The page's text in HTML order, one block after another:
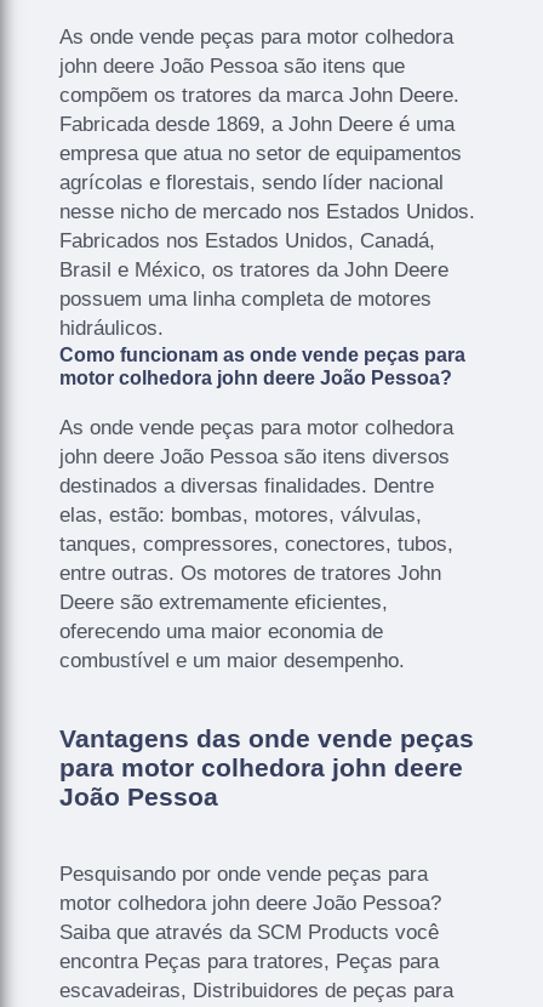
As onde vende peças para motor colhedora
john deere João Pessoa são itens que
compõem os tratores da marca John Deere.
Fabricada desde 1869, a John Deere é uma
empresa que atua no setor de equipamentos
agrícolas e florestais, sendo líder nacional
nesse nicho de mercado nos Estados Unidos.
Fabricados nos Estados Unidos, Canadá,
Brasil e México, os tratores da John Deere
possuem uma linha completa de motores
hidráulicos.
Como funcionam as onde vende peças para
motor colhedora john deere João Pessoa?
As onde vende peças para motor colhedora
john deere João Pessoa são itens diversos
destinados a diversas finalidades. Dentre
elas, estão: bombas, motores, válvulas,
tanques, compressores, conectores, tubos,
entre outras. Os motores de tratores John
Deere são extremamente eficientes,
oferecendo uma maior economia de
combustível e um maior desempenho.
Vantagens das onde vende peças
para motor colhedora john deere
João Pessoa
Pesquisando por onde vende peças para
motor colhedora john deere João Pessoa?
Saiba que através da SCM Products você
encontra Peças para tratores, Peças para
escavadeiras, Distribuidores de peças para